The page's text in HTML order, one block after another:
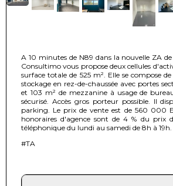
A 10 minutes de N89 dans la nouvelle ZA
Consultimo vous propose deux cellules
surface totale de 525 m². Elle se compose
stockage en rez-de-chaussée avec portes
et 103 m² de mezzanine à usage de
sécurisé. Accès gros porteur possible. Il
parking. Le prix de vente est de 560 000
honoraires d'agence sont de 4 % du prix
téléphonique du lundi au samedi de 8h à 19h.
#TA